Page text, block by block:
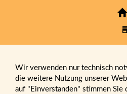
Wir verwenden nur technisch
die weitere Nutzung unserer
auf "Einverstanden" stimmen Sie